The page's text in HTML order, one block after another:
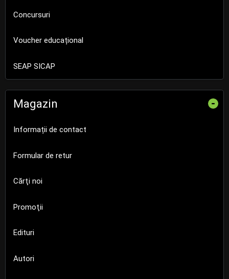
Concursuri
Voucher educațional
SEAP SICAP
Magazin -
Informații de contact
Formular de retur
Cărţi noi
Promoţii
Edituri
Autori